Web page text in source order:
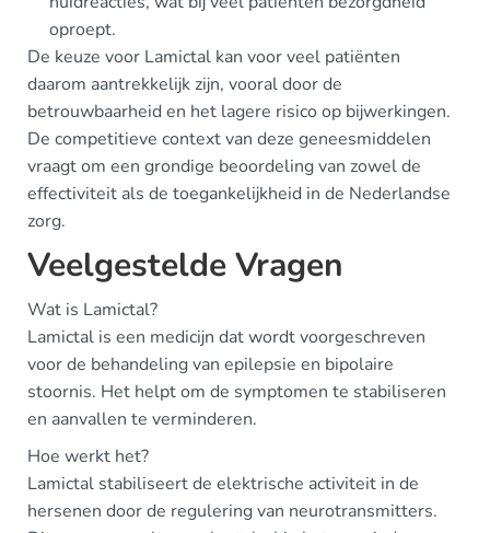
oproept.
De keuze voor Lamictal kan voor veel patiënten
daarom aantrekkelijk zijn, vooral door de
betrouwbaarheid en het lagere risico op bijwerkingen.
De competitieve context van deze geneesmiddelen
vraagt om een grondige beoordeling van zowel de
effectiviteit als de toegankelijkheid in de Nederlandse
zorg.
Veelgestelde Vragen
Wat is Lamictal?
Lamictal is een medicijn dat wordt voorgeschreven
voor de behandeling van epilepsie en bipolaire
stoornis. Het helpt om de symptomen te stabiliseren
en aanvallen te verminderen.
Hoe werkt het?
Lamictal stabiliseert de elektrische activiteit in de
hersenen door de regulering van neurotransmitters.